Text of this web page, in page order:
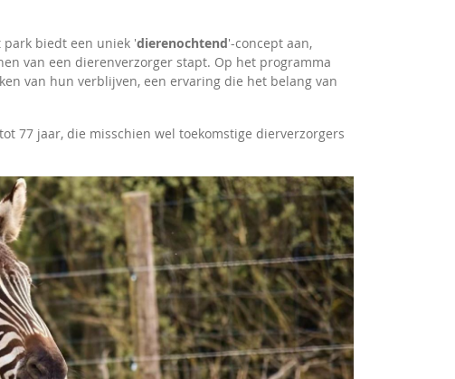
park biedt een uniek 'dierenochtend'-concept aan,
van een dierenverzorger stapt. Op het programma
van hun verblijven, een ervaring die het belang van
77 jaar, die misschien wel toekomstige dierverzorgers